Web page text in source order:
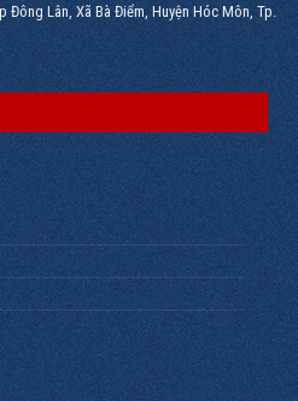
Đông Lân, Xã Bà Điểm, Huyện Hóc Môn, Tp.